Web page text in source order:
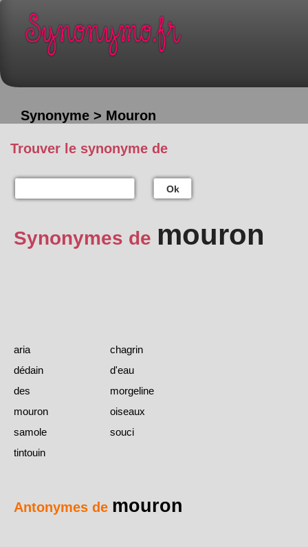
Synonyme > Mouron
Trouver le synonyme de
Ok
Synonymes de mouron
aria
chagrin
dédain
d'eau
des
morgeline
mouron
oiseaux
samole
souci
tintouin
Antonymes de mouron